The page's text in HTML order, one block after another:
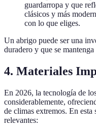
guardarropa y que
clásicos y más
con lo que eliges.
Un abrigo puede ser una
duradero y que se
4. Materiales
En 2026, la tecnología de
considerablemente,
de climas extremos. En esta
relevantes: